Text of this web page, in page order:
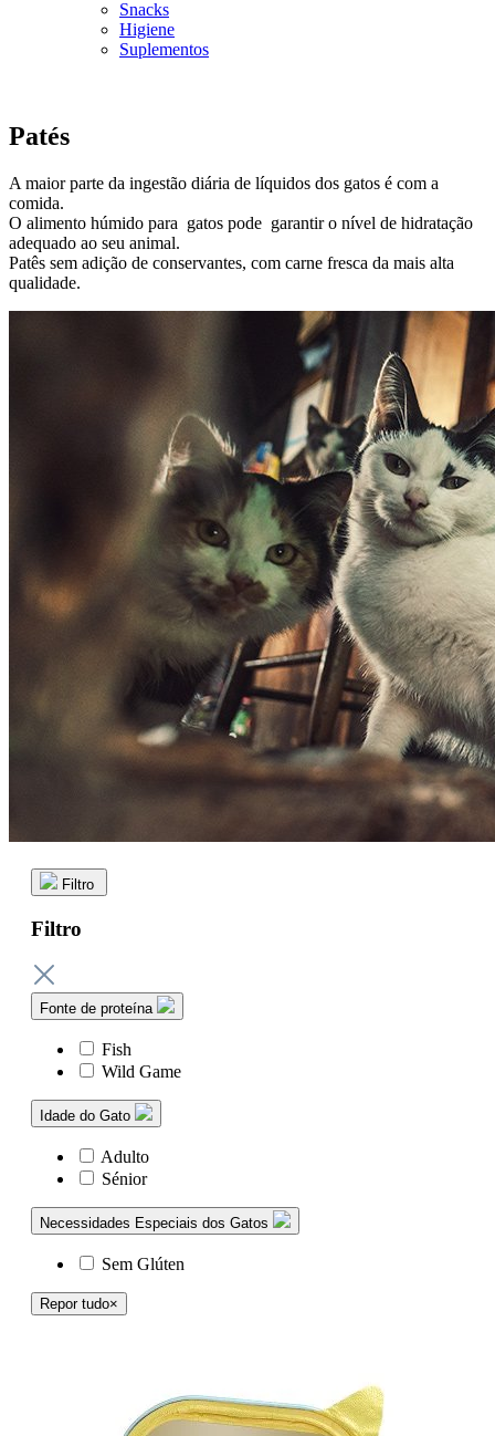
Snacks
Higiene
Suplementos
Patés
A maior parte da ingestão diária de líquidos dos gatos é com a
comida.
O alimento húmido para gatos pode garantir o nível de hidratação
adequado ao seu animal.
Patês sem adição de conservantes, com carne fresca da mais alta
qualidade.
Filtro
Filtro
Fonte de proteína
Fish
Wild Game
Idade do Gato
Adulto
Sénior
Necessidades Especiais dos Gatos
Sem Glúten
Repor tudo×